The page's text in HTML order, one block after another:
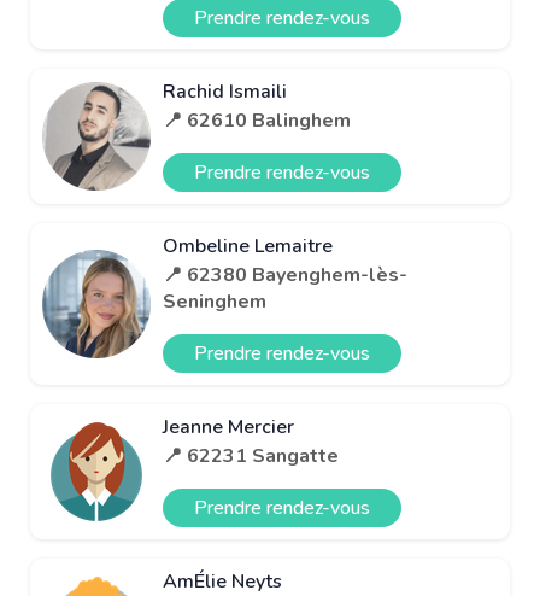
Prendre rendez-vous
Rachid Ismaili
📍 62610 Balinghem
Prendre rendez-vous
Ombeline Lemaitre
📍 62380 Bayenghem-lès-
Seninghem
Prendre rendez-vous
Jeanne Mercier
📍 62231 Sangatte
Prendre rendez-vous
AmÉlie Neyts